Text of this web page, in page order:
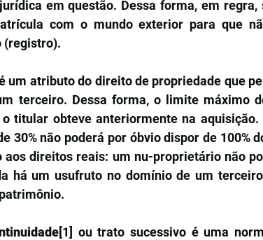
em questão. Dessa forma, em regra,
com o mundo exterior para que
(registro).
um atributo do direito de propriedade que
terceiro. Dessa forma, o limite máximo
titular obteve anteriormente na
30% não poderá por óbvio dispor de 100%
aos direitos reais: um nu-proprietário não
há um usufruto no domínio de um
[1] ou trato sucessivo é uma